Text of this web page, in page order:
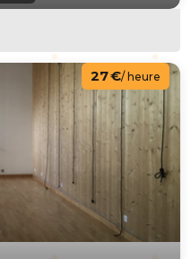
27 €/ heure